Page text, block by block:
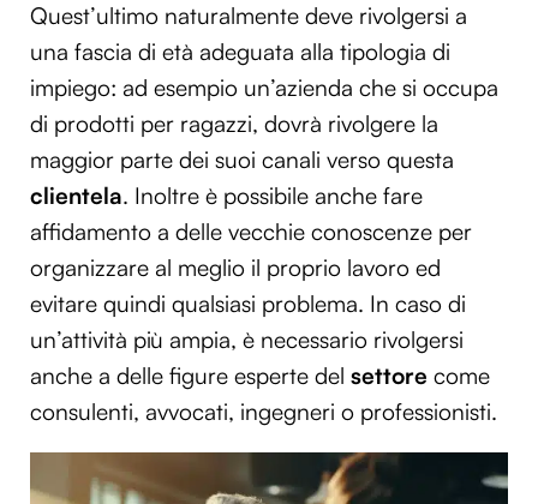
Quest’ultimo naturalmente deve rivolgersi a
una fascia di età adeguata alla tipologia di
impiego: ad esempio un’azienda che si occupa
di prodotti per ragazzi, dovrà rivolgere la
maggior parte dei suoi canali verso questa
clientela. Inoltre è possibile anche fare
affidamento a delle vecchie conoscenze per
organizzare al meglio il proprio lavoro ed
evitare quindi qualsiasi problema. In caso di
un’attività più ampia, è necessario rivolgersi
anche a delle figure esperte del settore come
consulenti, avvocati, ingegneri o professionisti.